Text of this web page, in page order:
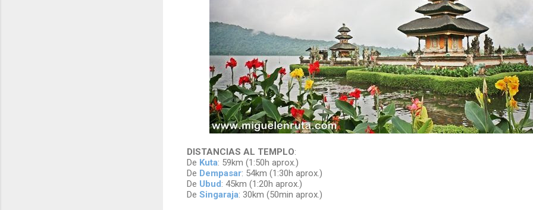
DISTANCIAS AL TEMPLO:
De Kuta: 59km (1:50h aprox.)
De Dempasar: 54km (1:30h aprox.)
De Ubud : 45km (1:20h aprox.)
De Singaraja: 30km (50min aprox.)